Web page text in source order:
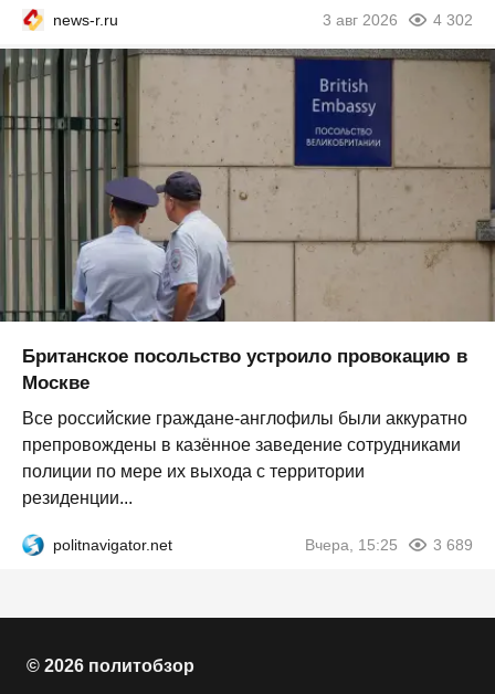
news-r.ru 3 авг 2026 4 302
Британское посольство устроило провокацию в
Москве
Все российские граждане-англофилы были аккуратно
препровождены в казённое заведение сотрудниками
полиции по мере их выхода с территории
резиденции...
politnavigator.net Вчера, 15:25 3 689
© 2026 политобзор